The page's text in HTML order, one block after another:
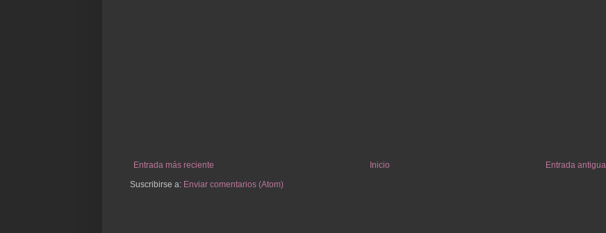
Entrada más reciente Entrada antigua
Inicio
Suscribirse a: Enviar comentarios (Atom)